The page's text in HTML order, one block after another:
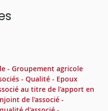
- Groupement agricole
- Qualité - Epoux
au titre de l'apport en
de l'associé -